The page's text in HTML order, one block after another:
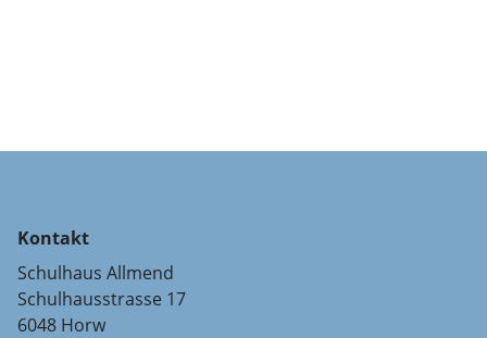
Kontakt
Schulhaus Allmend
Schulhausstrasse 17
6048 Horw